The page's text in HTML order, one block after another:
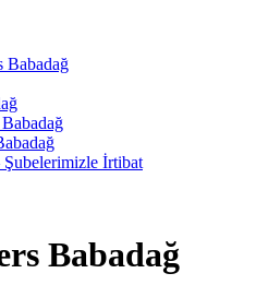
Babadağ
İrtibat
Babadağ